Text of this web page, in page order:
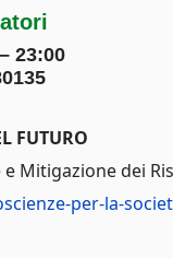
23:00
FUTURO
Mitigazione dei
per-la-